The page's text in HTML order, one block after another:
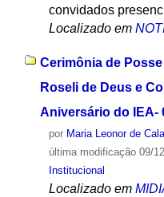
convidados
Localizado em
Cerimônia de
Roseli de Deus e
Aniversário do IEA-
por Maria Leonor de
última modificação09/
Institucional
Localizado em